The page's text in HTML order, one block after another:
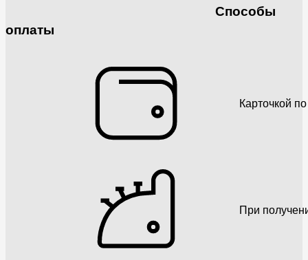
Способы
оплаты
Карточкой
При